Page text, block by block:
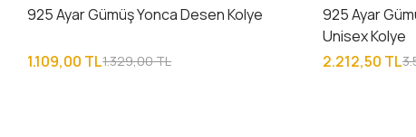
925 Ayar Gümüş Yonca Desen Kolye
1.109,00 TL1.329,00 TL
925 Ayar
Unisex Kolye
2.212,50 TL